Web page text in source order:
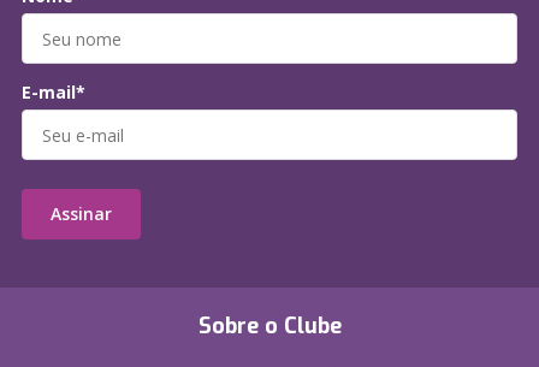
Sobre o Clube
E-mail*
Assinar